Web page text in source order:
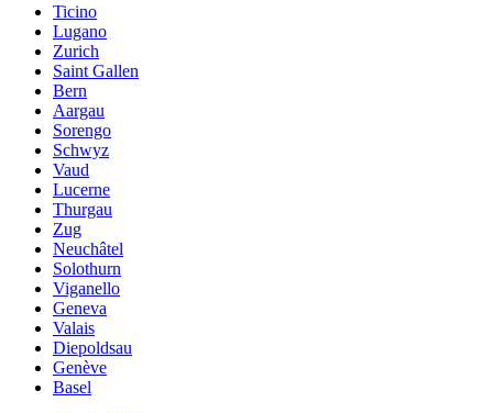
Ticino
Lugano
Zurich
Saint Gallen
Bern
Aargau
Sorengo
Schwyz
Vaud
Lucerne
Thurgau
Zug
Neuchâtel
Solothurn
Viganello
Geneva
Valais
Diepoldsau
Genève
Basel